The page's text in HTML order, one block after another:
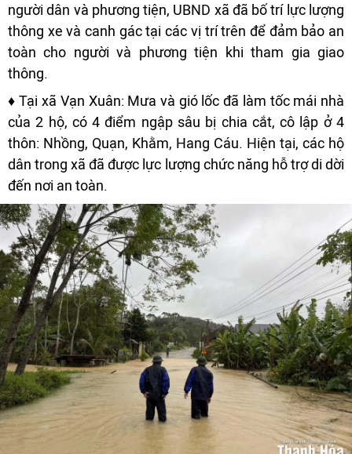
người dân và phương tiện, UBND xã đã bố trí lực lượng
thông xe và canh gác tại các vị trí trên để đảm bảo an
toàn cho người và phương tiện khi tham gia giao
thông.
♦ Tại xã Vạn Xuân: Mưa và gió lốc đã làm tốc mái nhà
của 2 hộ, có 4 điểm ngập sâu bị chia cắt, cô lập ở 4
thôn: Nhồng, Quạn, Khằm, Hang Cáu. Hiện tại, các hộ
dân trong xã đã được lực lượng chức năng hỗ trợ di dời
đến nơi an toàn.